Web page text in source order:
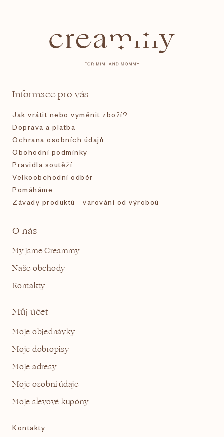
Informace pro vás
Jak vrátit nebo vyměnit zboží?
Doprava a platba
Ochrana osobních údajů
Obchodní podmínky
Pravidla soutěží
Velkoobchodní odběr
Pomáháme
Závady produktů - varování od výrobců
O nás
My jsme Creammy
Naše obchody
Kontakty
Můj účet
Moje objednávky
Moje dobropisy
Moje adresy
Moje osobní údaje
Moje slevové kupóny
Kontakty